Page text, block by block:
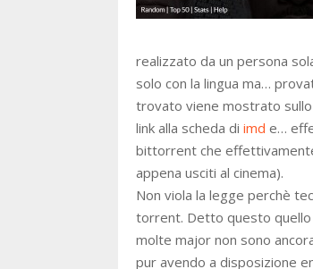
realizzato da un persona
solo con la lingua ma…
trovato viene mostrato sullo
link alla scheda di imd e…
bittorrent che
appena usciti al cinema).
Non viola la legge perchè
torrent. Detto questo quello
molte major non sono
pur avendo a disposizione